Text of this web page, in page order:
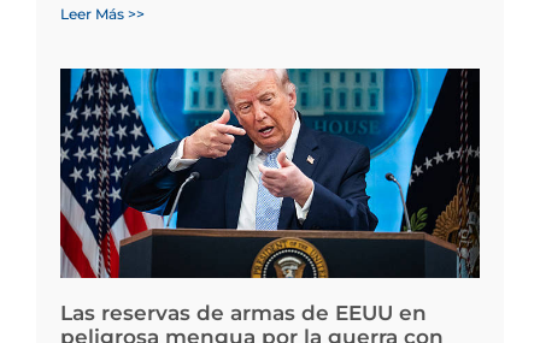
Leer Más >>
Las reservas de armas de EEUU en
peligrosa mengua por la guerra con